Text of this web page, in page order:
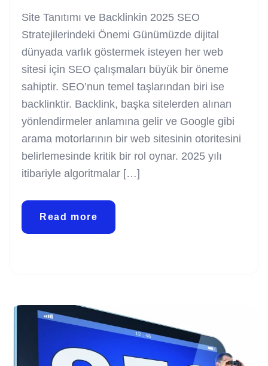
Site Tanıtımı ve Backlinkin 2025 SEO
Stratejilerindeki Önemi Günümüzde dijital
dünyada varlık göstermek isteyen her web
sitesi için SEO çalışmaları büyük bir öneme
sahiptir. SEO’nun temel taşlarından biri ise
backlinktir. Backlink, başka sitelerden alınan
yönlendirmeler anlamına gelir ve Google gibi
arama motorlarının bir web sitesinin otoritesini
belirlemesinde kritik bir rol oynar. 2025 yılı
itibariyle algoritmalar […]
Read more